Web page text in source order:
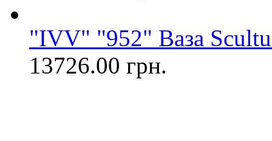
"IVV" "952" Ваза
13726.00 грн.